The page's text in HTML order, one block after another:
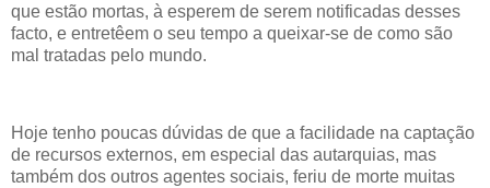
que estão mortas, à esperem de serem notificadas desses
facto, e entretêem o seu tempo a queixar-se de como são
mal tratadas pelo mundo.
Hoje tenho poucas dúvidas de que a facilidade na captação
de recursos externos, em especial das autarquias, mas
também dos outros agentes sociais, feriu de morte muitas